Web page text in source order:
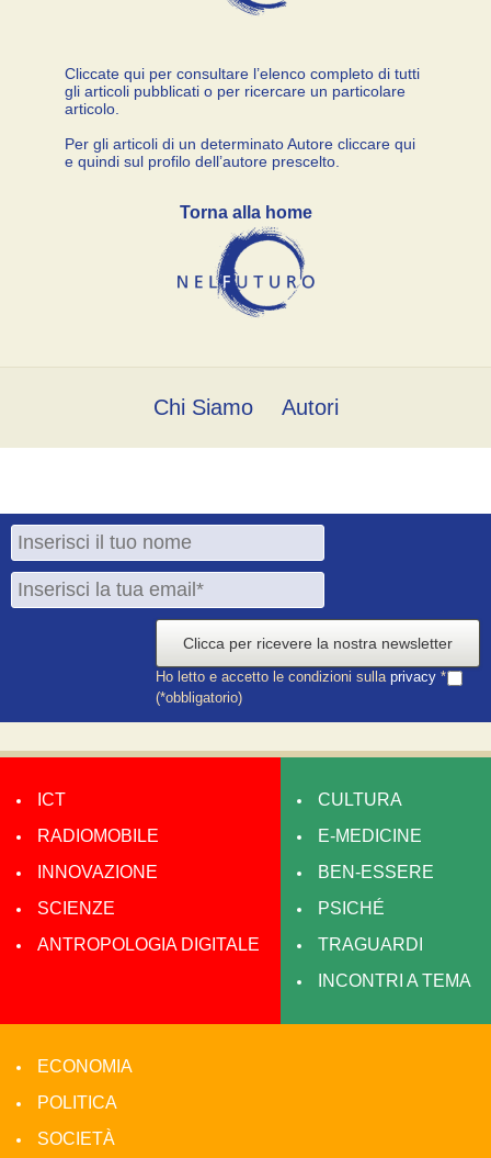
Cliccate qui per consultare l’elenco completo di tutti
gli articoli pubblicati o per ricercare un particolare
articolo.
Per gli articoli di un determinato Autore cliccare qui
e quindi sul profilo dell’autore prescelto.
Torna alla home
Chi Siamo Autori
Clicca per ricevere la nostra newsletter
Ho letto e accetto le condizioni sulla privacy *
(*obbligatorio)
ICT
RADIOMOBILE
INNOVAZIONE
SCIENZE
ANTROPOLOGIA DIGITALE
CULTURA
E-MEDICINE
BEN-ESSERE
PSICHÉ
TRAGUARDI
INCONTRI A TEMA
ECONOMIA
POLITICA
SOCIETÀ